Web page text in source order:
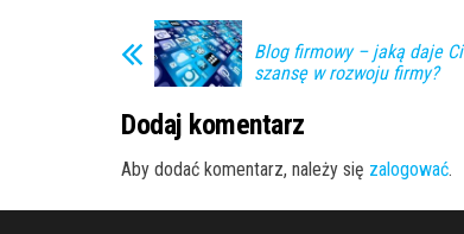
Blog firmowy – jaką daje Ci
szansę w rozwoju firmy?
Dodaj komentarz
Aby dodać komentarz, należy się zalogować.